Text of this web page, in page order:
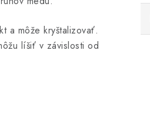
a môže kryštalizovať.
líšiť v závislosti od